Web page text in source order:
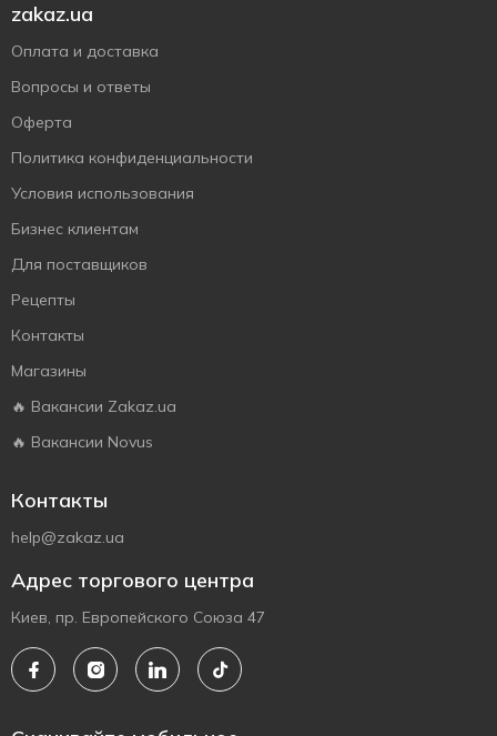
zakaz.ua
Оплата и доставка
Вопросы и ответы
Оферта
Политика конфиденциальности
Условия использования
Бизнес клиентам
Для поставщиков
Рецепты
Контакты
Магазины
🔥 Вакансии Zakaz.ua
🔥 Вакансии Novus
Контакты
help@zakaz.ua
Адрес торгового центра
Киев, пр. Европейского Союза 47